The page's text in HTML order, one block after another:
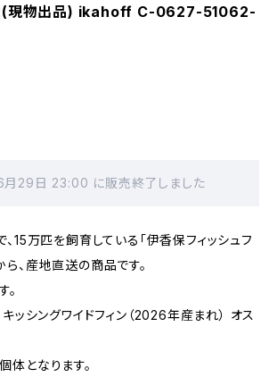
2(現物出品) ikahoff C-0627-51062-
29日 23:00 に販売終了しました
15万匹を飼育している「伊香保フィッシュフ
、産地直送の商品です。
。
ッシングワイドフィン（2026年産まれ） オス
体となります。